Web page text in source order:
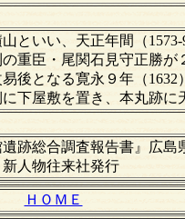
といい、天正年間（
の重臣・尾関石見守正勝
後となる寛永９年（
下屋敷を置き、本丸跡に
遺跡総合調査報告書』広島
新人物往来社発行
ＨＯＭＥ